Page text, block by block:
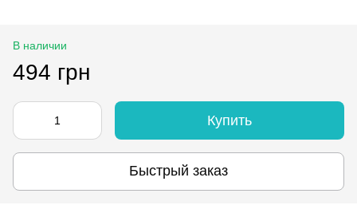
В наличии
494 грн
Купить
Быстрый заказ